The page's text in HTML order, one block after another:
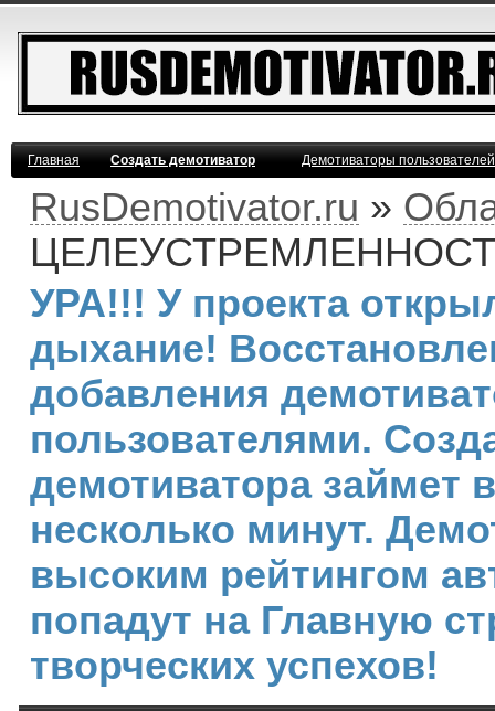
Главная Создать демотиватор Демотиваторы
RusDemotivator.ru »
УРА!!! У проекта
дыхание!
добавления
пользователями.
демотиватора займет
несколько минут.
высоким рейтингом
попадут на Главную
творческих успехов!